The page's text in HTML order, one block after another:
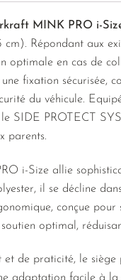
MINK PRO i-
cm). Répondant aux
optimale en cas de
fixation sécurisée,
du véhicule.
SIDE PROTECT
parents.
i-Size allie
il se décline
conçue
optimal,
de praticité, le siège